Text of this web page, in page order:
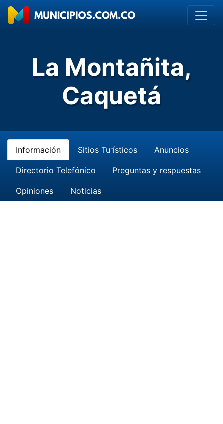
La Montañita,
Caquetá
Información Sitios Turísticos Anuncios
Directorio Telefónico Preguntas y respuestas
Opiniones Noticias